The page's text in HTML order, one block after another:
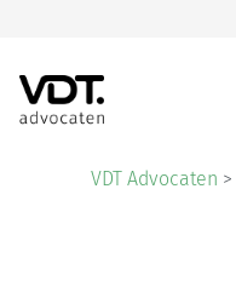
VDT Advocaten >